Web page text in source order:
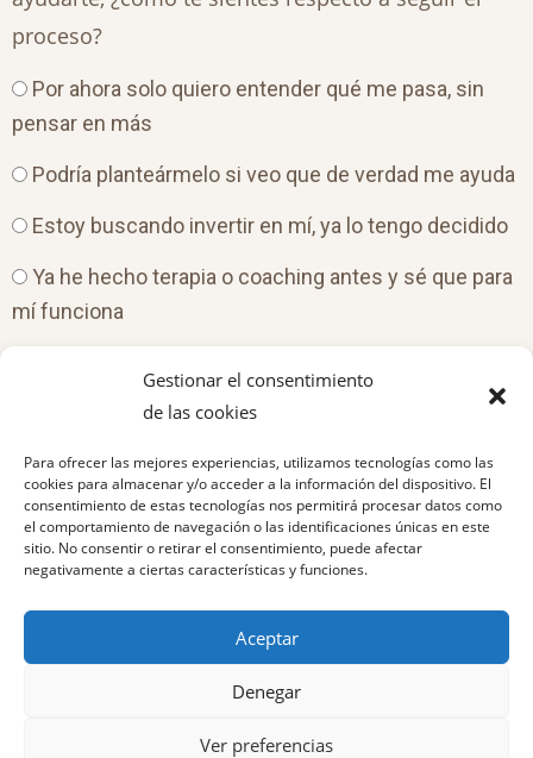
Gestionar el consentimiento
de las cookies
Para ofrecer las mejores experiencias, utilizamos tecnologías como las
cookies para almacenar y/o acceder a la información del dispositivo. El
consentimiento de estas tecnologías nos permitirá procesar datos como
el comportamiento de navegación o las identificaciones únicas en este
sitio. No consentir o retirar el consentimiento, puede afectar
negativamente a ciertas características y funciones.
Aceptar
Denegar
Ver preferencias
proceso?
Por ahora solo quiero entender qué me pasa, sin
pensar en más
Podría planteármelo si veo que de verdad me ayuda
Estoy buscando invertir en mí, ya lo tengo decidido
Ya he hecho terapia o coaching antes y sé que para
mí funciona
3. ¿Qué te describe mejor ahora mismo?
quiero cambiar algo todavía
Quiero cambiar, pero no sé por dónde empezar
Estoy decidida a trabajar en esto, sea como sea
es ahora